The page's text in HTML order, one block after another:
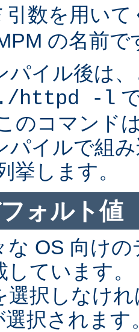
引数を用い
の名前で
パイル後は
./httpd -l
のコマンド
パイルで組
挙します。
ォルト値
な OS 向け
しています
選択しなけ
選択されます